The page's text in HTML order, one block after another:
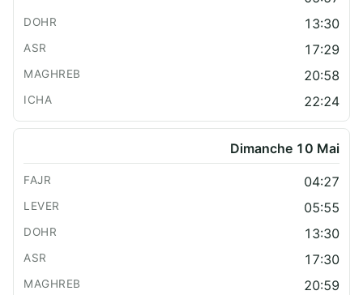
13:30
17:29
20:58
22:24
Dimanche 10 Mai
04:27
05:55
13:30
17:30
20:59